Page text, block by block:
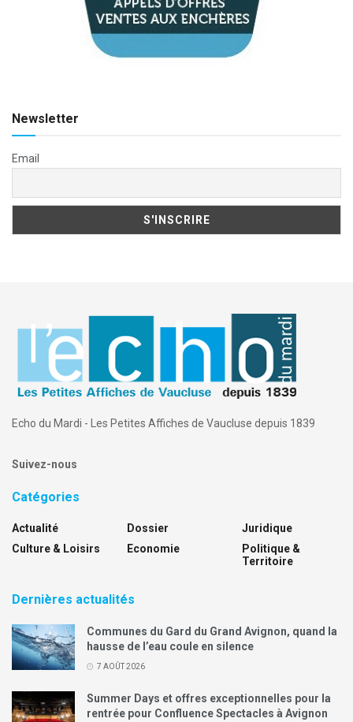
Newsletter
Email
Echo du Mardi - Les Petites Affiches de Vaucluse depuis 1839
Suivez-nous
Catégories
Actualité
Culture & Loisirs
Dossier
Economie
Juridique
Politique &
Territoire
Dernières actualités
Communes du Gard du Grand Avignon, quand la
hausse de l’eau coule en silence
7 AOÛT 2026
Summer Days et offres exceptionnelles pour la
rentrée pour Confluence Spectacles à Avignon